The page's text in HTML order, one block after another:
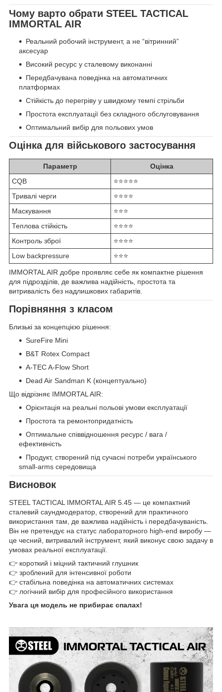
Чому варто обрати STEEL TACTICAL
IMMORTAL AIR
Реальний робочий інструмент, а не “вітринний”
аксесуар
Високий ресурс у сталевому виконанні
Передбачувана поведінка на автоматичних
платформах
Стійкість до перегріву у швидкому темпі стрільби
Простота експлуатації без складного обслуговування
Оптимальний вибір для польових умов
Оцінка для військового застосування
Параметр
Оцінка
CQB
⭐⭐⭐⭐⭐
Тривалі черги
⭐⭐⭐⭐
Маскування
⭐⭐⭐
Теплова стійкість
⭐⭐⭐⭐
Контроль зброї
⭐⭐⭐⭐
Low backpressure
⭐⭐⭐
IMMORTAL AIR добре проявляє себе як компактне рішення
для підрозділів, де важлива надійність, простота та
витривалість без надлишкових габаритів.
Порівняння з класом
Близькі за концепцією рішення:
SureFire Mini
B&T Rotex Compact
A-TEC A-Flow Short
Dead Air Sandman K (концептуально)
Що відрізняє IMMORTAL AIR:
Орієнтація на реальні польові умови експлуатації
Простота та ремонтопридатність
Оптимальне співвідношення ресурс / вага /
ефективність
Продукт, створений під сучасні потреби українського
small-arms середовища
Висновок
STEEL TACTICAL IMMORTAL AIR 5.45 — це компактний
сталевий саундмодератор, створений для практичного
використання там, де важлива надійність і передбачуваність.
Він не претендує на статус лабораторного high-end виробу —
це чесний, витривалий інструмент, який виконує свою задачу в
умовах реальної експлуатації.
👉 короткий і міцний тактичний глушник
👉 зроблений для інтенсивної роботи
👉 стабільна поведінка на автоматичних системах
👉 логічний вибір для професійного використання
Увага ця модель не прибирає спалах!